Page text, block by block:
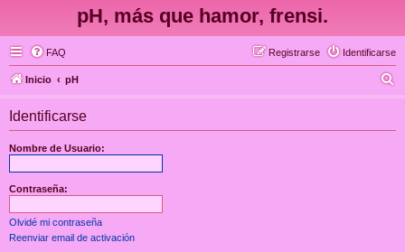
pH, más que hamor, frensi.
FAQ Identificarse
Registrarse
Inicio pH
Identificarse
Nombre de Usuario:
Contraseña:
Olvidé mi contraseña
Reenviar email de activación